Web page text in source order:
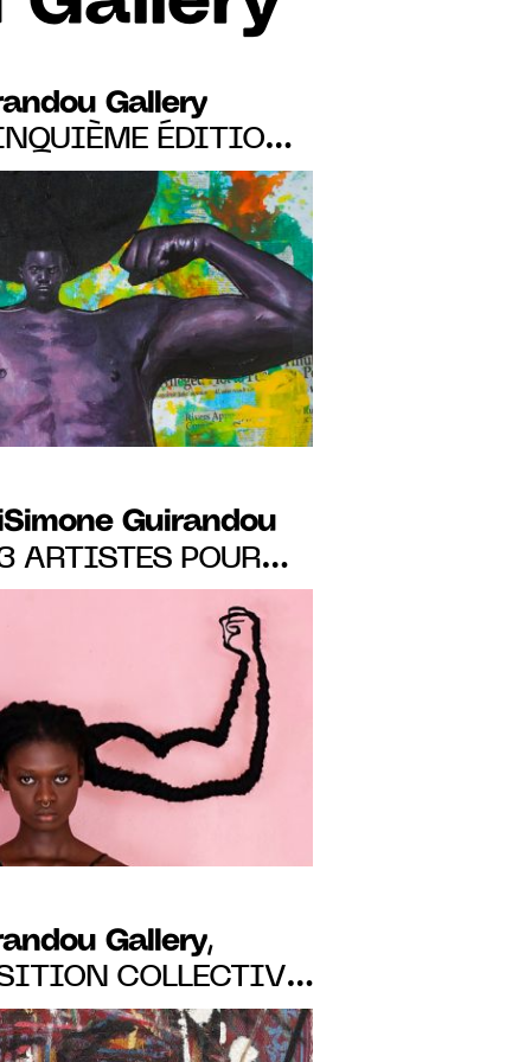
Gallery
ÉDITION
DU 13 JUILL. AU
Guirandou
ARTISTES POUR
DU 11 MAI AU 24
Gallery,
COLLECTIVE
ET
DU 8.12.22 AU